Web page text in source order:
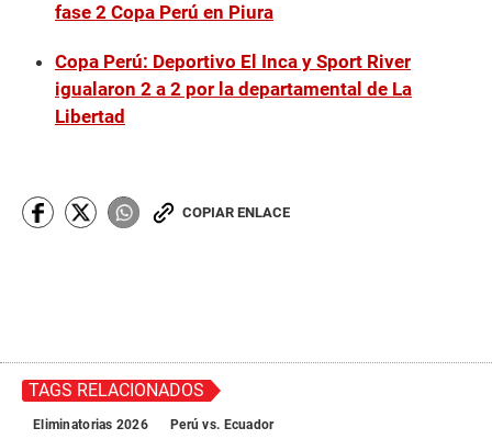
fase 2 Copa Perú en Piura
Copa Perú: Deportivo El Inca y Sport River
igualaron 2 a 2 por la departamental de La
Libertad
COPIAR ENLACE
TAGS RELACIONADOS
Eliminatorias 2026 Perú vs. Ecuador